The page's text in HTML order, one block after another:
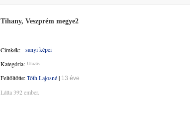
Tihany, Veszprém megye2
Címkék:
sanyi képei
Kategória: Utazás
Feltöltötte:Tóth Lajosné| 13 éve
Látta 392 ember.